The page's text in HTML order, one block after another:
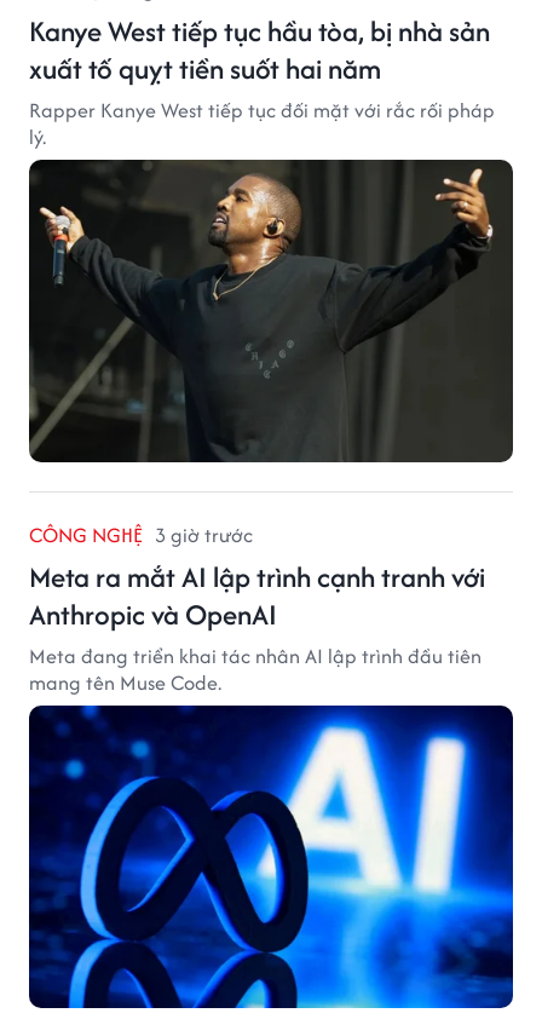
Kanye West tiếp tục hầu tòa, bị nhà sản
xuất tố quỵt tiền suốt hai năm
Rapper Kanye West tiếp tục đối mặt với rắc rối pháp
lý.
CÔNG NGHỆ 3 giờ trước
Meta ra mắt AI lập trình cạnh tranh với
Anthropic và OpenAI
Meta đang triển khai tác nhân AI lập trình đầu tiên
mang tên Muse Code.